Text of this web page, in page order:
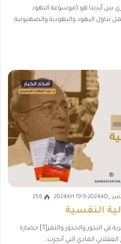
بين أيدينا هو (موسوعة اليهود
تناول اليهود واليهودية والصهيونية
256
النفسية
يعتبر المسيري في كتابه رحلتي الفكرية في البذور والجذور والثمر[1] حضارة
المادي التي أنجزت…